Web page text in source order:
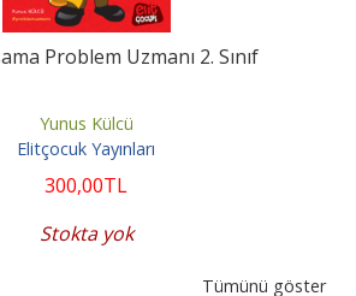
Problem Uzmanı 2. Sınıf
Yunus Külcü
Elitçocuk Yayınları
300,00TL
Stokta yok
Tümünü göster